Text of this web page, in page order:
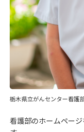
栃木県立がんセンター看
看護部のホームペー